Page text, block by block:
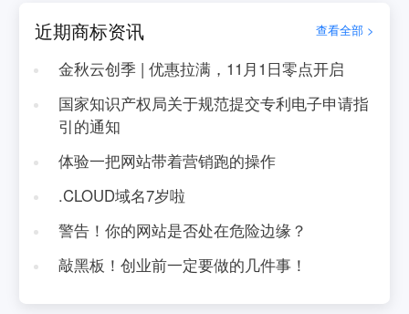
近期商标资讯 查看全部 >
金秋云创季 | 优惠拉满，11月1日零点开启
国家知识产权局关于规范提交专利电子申请指
引的通知
体验一把网站带着营销跑的操作
.CLOUD域名7岁啦
警告！你的网站是否处在危险边缘？
敲黑板！创业前一定要做的几件事！